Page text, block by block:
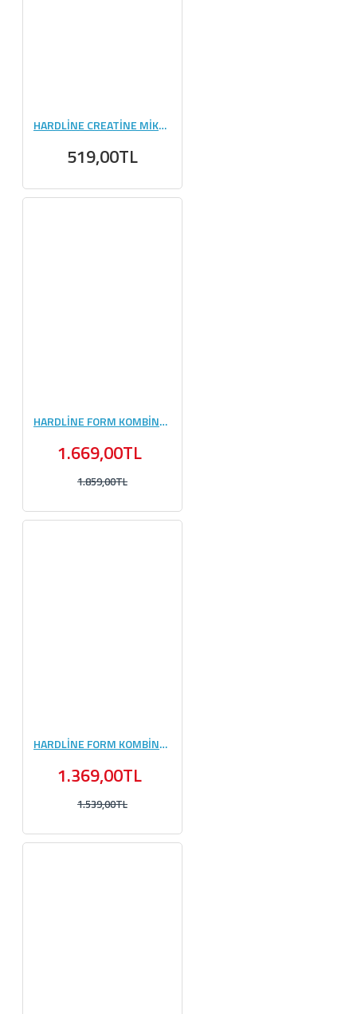
HARDLİNE CREATİNE MİKRONİZE SAŞE 24X5 GR
519,00TL
HARDLİNE FORM KOMBİNASYONU #1
1.669,00TL
1.859,00TL
HARDLİNE FORM KOMBİNASYONU #2
1.369,00TL
1.539,00TL